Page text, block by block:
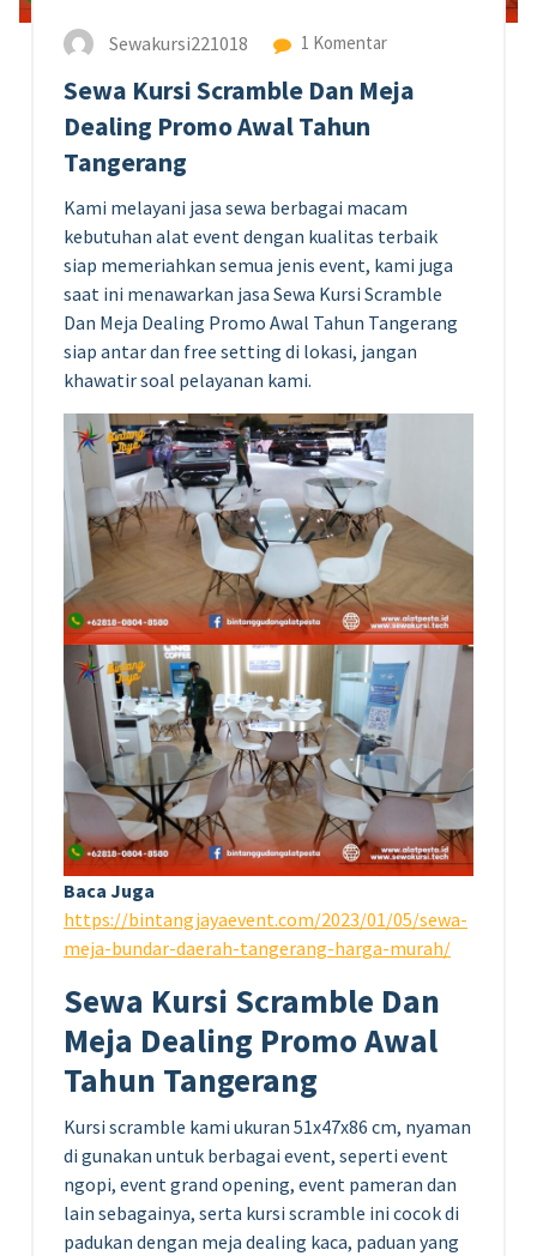
Sewakursi221018 1 Komentar
Sewa Kursi Scramble Dan Meja
Dealing Promo Awal Tahun
Tangerang
Kami melayani jasa sewa berbagai macam
kebutuhan alat event dengan kualitas terbaik
siap memeriahkan semua jenis event, kami juga
saat ini menawarkan jasa Sewa Kursi Scramble
Dan Meja Dealing Promo Awal Tahun Tangerang
siap antar dan free setting di lokasi, jangan
khawatir soal pelayanan kami.
Baca Juga
https://bintangjayaevent.com/2023/01/05/sewa-
meja-bundar-daerah-tangerang-harga-murah/
Sewa Kursi Scramble Dan
Meja Dealing Promo Awal
Tahun Tangerang
Kursi scramble kami ukuran 51x47x86 cm, nyaman
di gunakan untuk berbagai event, seperti event
ngopi, event grand opening, event pameran dan
lain sebagainya, serta kursi scramble ini cocok di
padukan dengan meja dealing kaca, paduan yang